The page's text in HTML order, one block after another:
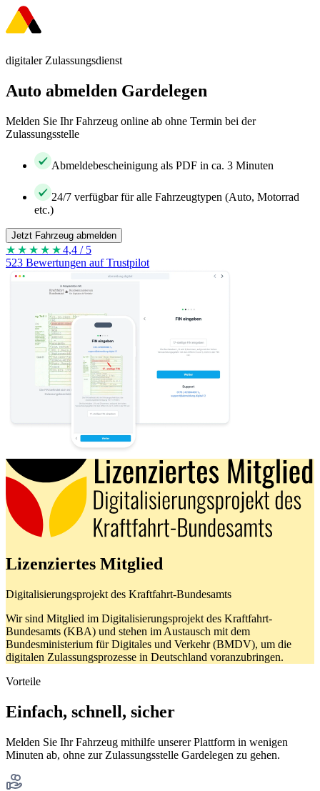
digitaler Zulassungsdienst
Auto abmelden Gardelegen
Melden Sie Ihr Fahrzeug online ab ohne Termin bei der
Zulassungsstelle
Abmeldebescheinigung als PDF in ca. 3 Minuten
24/7 verfügbar für alle Fahrzeugtypen (Auto, Motorrad
etc.)
Jetzt Fahrzeug abmelden
★★★★ ★4,4 / 5
523 Bewertungen auf Trustpilot
Lizenziertes Mitglied
Digitalisierungsprojekt des Kraftfahrt-Bundesamts
Wir sind Mitglied im Digitalisierungsprojekt des Kraftfahrt-
Bundesamts (KBA) und stehen im Austausch mit dem
Bundesministerium für Digitales und Verkehr (BMDV), um die
digitalen Zulassungsprozesse in Deutschland voranzubringen.
Vorteile
Einfach, schnell, sicher
Melden Sie Ihr Fahrzeug mithilfe unserer Plattform in wenigen
Minuten ab, ohne zur Zulassungsstelle Gardelegen zu gehen.